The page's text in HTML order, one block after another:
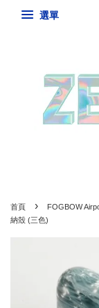
選單
首頁 ›
FOGBOW
納殼 (三色)